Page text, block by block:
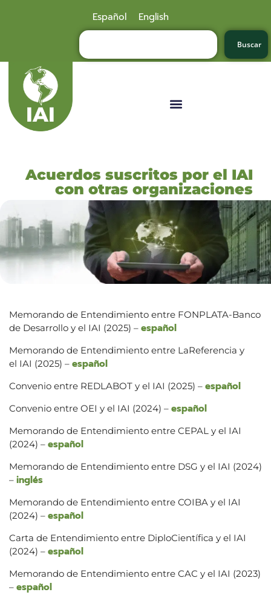
Español English
Buscar
Acuerdos suscritos por el IAI
con otras organizaciones
Memorando de Entendimiento entre FONPLATA-Banco
de Desarrollo y el IAI (2025) – español
Memorando de Entendimiento entre LaReferencia y
el IAI (2025) – español
Convenio entre REDLABOT y el IAI (2025) – español
Convenio entre OEI y el IAI (2024) – español
Memorando de Entendimiento entre CEPAL y el IAI
(2024) – español
Memorando de Entendimiento entre DSG y el IAI (2024)
– inglés
Memorando de Entendimiento entre COIBA y el IAI
(2024) – español
Carta de Entendimiento entre DiploCientífica y el IAI
(2024) – español
Memorando de Entendimiento entre CAC y el IAI (2023)
– español